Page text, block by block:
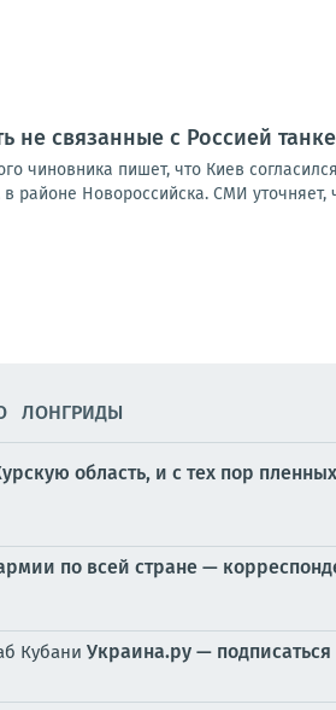
не связанные с Россией
чиновника пишет, что Киев
Новороссийска. СМИ уточняет,
ЛОНГРИДЫ
область, и с тех пор
по всей стране —
Кубани Украина.ру —